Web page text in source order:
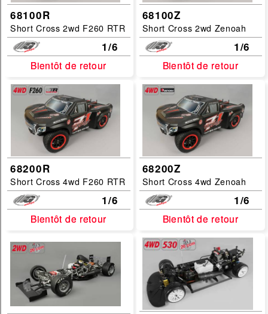
68100R
Short Cross 2wd F260 RTR
1/6
Bientôt de retour
Bientôt de retour
68100Z
Short Cross 2wd Zenoah
1/6
Bientôt de retour
Bientôt de retour
68200R
Short Cross 4wd F260 RTR
1/6
Bientôt de retour
Bientôt de retour
68200Z
Short Cross 4wd Zenoah
1/6
Bientôt de retour
Bientôt de retour